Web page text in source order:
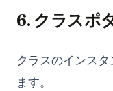
6. クラスポ
クラスのインス
ます。